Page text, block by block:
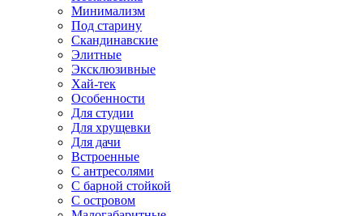
Минимализм
Под старину
Скандинавские
Элитные
Эксклюзивные
Хай-тек
Особенности
Для студии
Для хрущевки
Для дачи
Встроенные
С антресолями
С барной стойкой
С островом